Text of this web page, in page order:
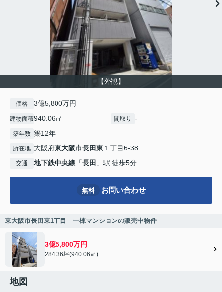
【外観】
価格 3億5,800万円
建物面積940.06㎡ 間取り -
築年数 築12年
所在地 大阪府東大阪市長田東 １丁目6-38
交通 地下鉄中央線 「長田 」駅 徒歩5分
無料 お問い合わせ
東大阪市長田東1丁目 一棟マンションの販売中物件
3億5,800万円
284.36坪(940.06㎡)
地図